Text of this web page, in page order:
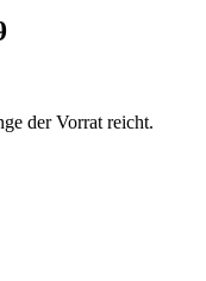
der Vorrat reicht.